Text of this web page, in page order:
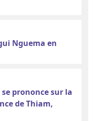
Nguema en
prononce sur la
de Thiam,